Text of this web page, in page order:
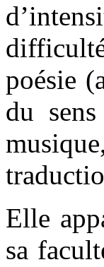
poésie
du
Elle
sa